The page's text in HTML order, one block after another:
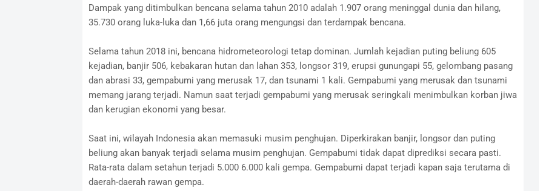
Dampak yang ditimbulkan bencana selama tahun 2010 adalah 1.907 orang meninggal dunia dan hilang,
35.730 orang luka-luka dan 1,66 juta orang mengungsi dan terdampak bencana.
Selama tahun 2018 ini, bencana hidrometeorologi tetap dominan. Jumlah kejadian puting beliung 605
kejadian, banjir 506, kebakaran hutan dan lahan 353, longsor 319, erupsi gunungapi 55, gelombang pasang
dan abrasi 33, gempabumi yang merusak 17, dan tsunami 1 kali. Gempabumi yang merusak dan tsunami
memang jarang terjadi. Namun saat terjadi gempabumi yang merusak seringkali menimbulkan korban jiwa
dan kerugian ekonomi yang besar.
Saat ini, wilayah Indonesia akan memasuki musim penghujan. Diperkirakan banjir, longsor dan puting
beliung akan banyak terjadi selama musim penghujan. Gempabumi tidak dapat diprediksi secara pasti.
Rata-rata dalam setahun terjadi 5.000 6.000 kali gempa. Gempabumi dapat terjadi kapan saja terutama di
daerah-daerah rawan gempa.